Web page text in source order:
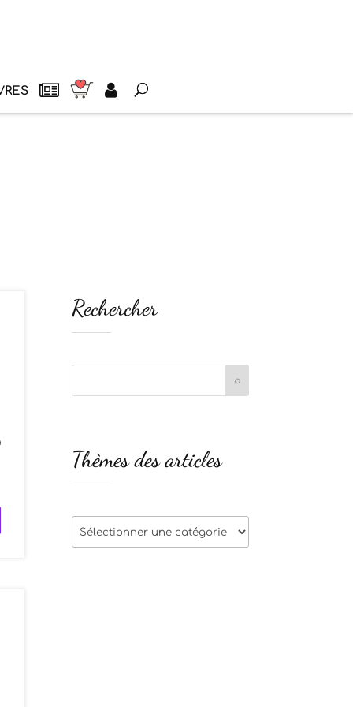
Rechercher
Thèmes des articles
Thèmes
des